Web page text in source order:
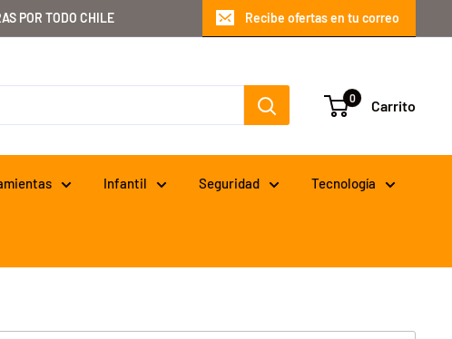
POR TODO CHILE Recibe ofertas en tu correo
0 Carrito
Infantil Seguridad Tecnología